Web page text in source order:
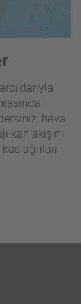
hava
kan akışını
ağrıları